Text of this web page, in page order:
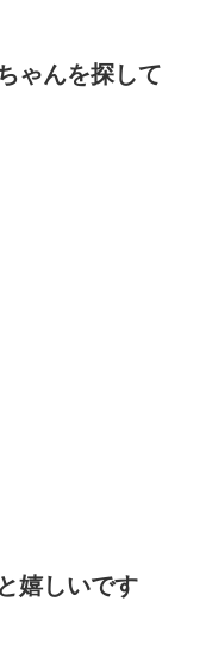
ゃんを探して
嬉しいです